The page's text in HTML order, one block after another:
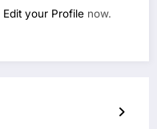
Edit your Profile now.